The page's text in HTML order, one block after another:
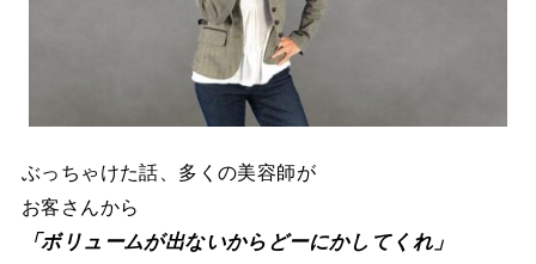
ぶっちゃけた話、多くの美容師が
お客さんから
「ボリュームが出ないからどーにかしてくれ」